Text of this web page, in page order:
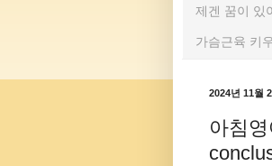
제겐 꿈이 있
가슴근육 키
2024년 11월
아침